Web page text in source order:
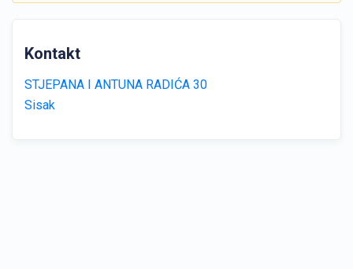
Kontakt
STJEPANA I ANTUNA RADIĆA 30
Sisak